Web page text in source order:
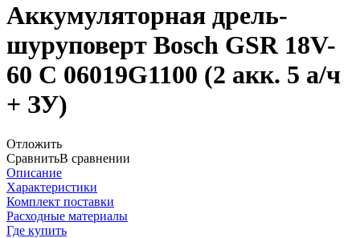
Аккумуляторная дрель-
шуруповерт Bosch GSR 18V-
60 C 06019G1100 (2 акк. 5 а/ч
+ ЗУ)
Отложить
СравнитьВ сравнении
Описание
Характеристики
Комплект поставки
Расходные материалы
Где купить